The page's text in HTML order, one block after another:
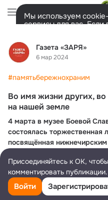
Газета «ЗАРЯ»
6 мар 2024
#памятьбережнохраним
Во имя жизни других,
на нашей земле
4 марта в музее Боевой
состоялась торжественная
посвящённая
На встрече присутствовали
Епифанова Александра
Григорьевича. Ведущий
Мы используем
сервисы для вас. Если
Разрешить все
Лента Участники
Дополнительная
Присоединяйтесь к ОК,
комментировать публикации.
Войти